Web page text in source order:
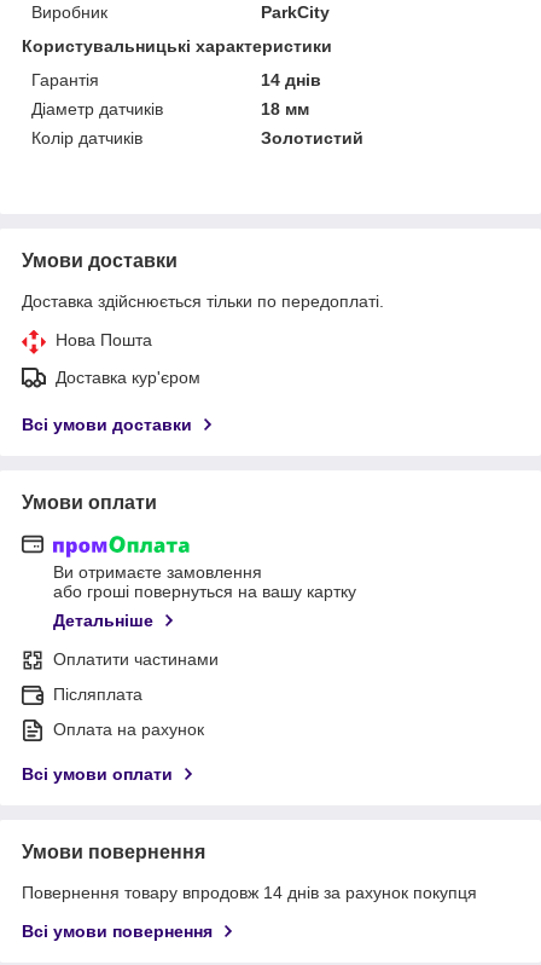
Виробник
ParkCity
Користувальницькі характеристики
Гарантія
14 днів
Діаметр датчиків
18 мм
Колір датчиків
Золотистий
Умови доставки
Доставка здійснюється тільки по передоплаті.
Нова Пошта
Доставка кур'єром
Всі умови доставки
Умови оплати
Ви отримаєте замовлення
або гроші повернуться на вашу картку
Детальніше
Оплатити частинами
Післяплата
Оплата на рахунок
Всі умови оплати
Умови повернення
Повернення товару впродовж 14 днів за рахунок покупця
Всі умови повернення